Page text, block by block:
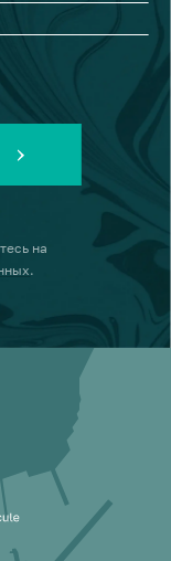
на
.